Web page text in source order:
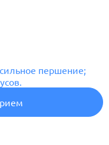
першение;